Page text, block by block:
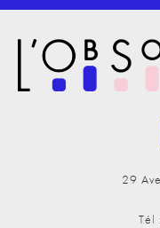
29